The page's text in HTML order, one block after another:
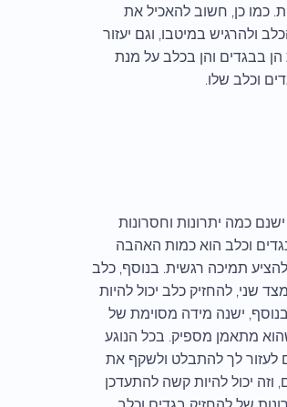
כמו כן, חשוב להאכיל את
ולהרגיש במיטבו, וגם יעזור
בבגדים והן בכלב על מנת
וכלב שלו.
כמה יתרונות וחסרונות
וכלב הוא כמות האהבה
תמיכה רגשית. בנוסף, כלב
שני, להחזיק כלב יכול להיות
בנוסף, ישנה מידה מסוימת של
מתאמן מספיק. בכל הנוגע
לעזור לך להתבלט ולשקף את
יכול להיות קשה להתעדכן